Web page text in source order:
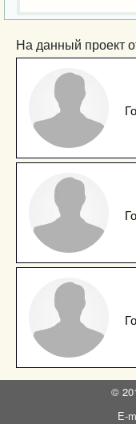
На данный проект
©
E-